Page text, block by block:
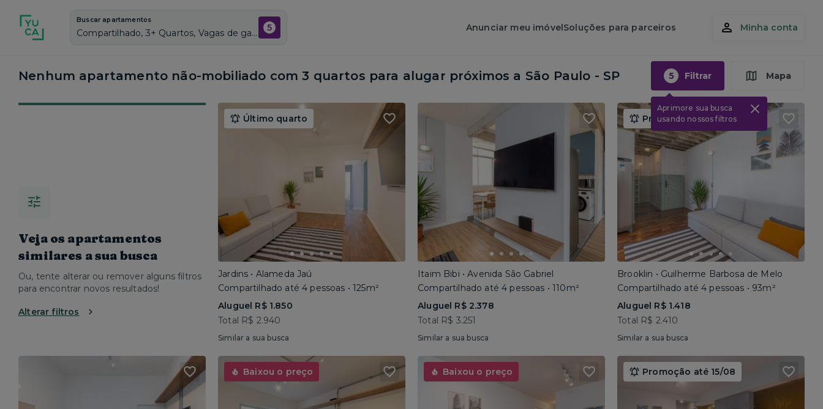
Buscar apartamentos
Compartilhado, 3+ Quartos, Vagas de garagem: Sim, Não mobiliado, Piscina 5 Anunciar meu imóvelSoluções para parceiros Minha conta
Nenhum apartamento não-mobiliado com 3 quartos para alugar próximos a São Paulo - SP 5 Filtrar
Aprimore sua busca
usando nossos filtros
Mapa
Veja os apartamentos
similares a sua busca
Ou, tente alterar ou remover alguns filtros
para encontrar novos resultados!
Alterar filtros
Último quarto
Jardins • Alameda Jaú
Compartilhado até 4 pessoas • 125m²
Aluguel R$ 1.850
Total R$ 2.940
Similar a sua busca
Itaim Bibi • Avenida São Gabriel
Compartilhado até 4 pessoas • 110m²
Aluguel R$ 2.378
Total R$ 3.251
Similar a sua busca
Promoção até 15/08
Brooklin • Guilherme Barbosa de Melo
Compartilhado até 4 pessoas • 93m²
Aluguel R$ 1.418
Total R$ 2.410
Similar a sua busca
Baixou o preço Baixou o preço Promoção até 15/08